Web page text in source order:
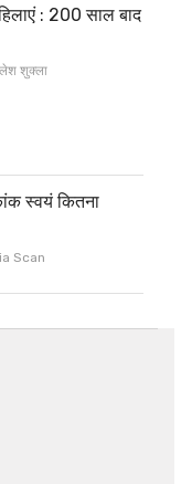
: 200 साल बाद
शुक्ला
स्वयं कितना
Scan